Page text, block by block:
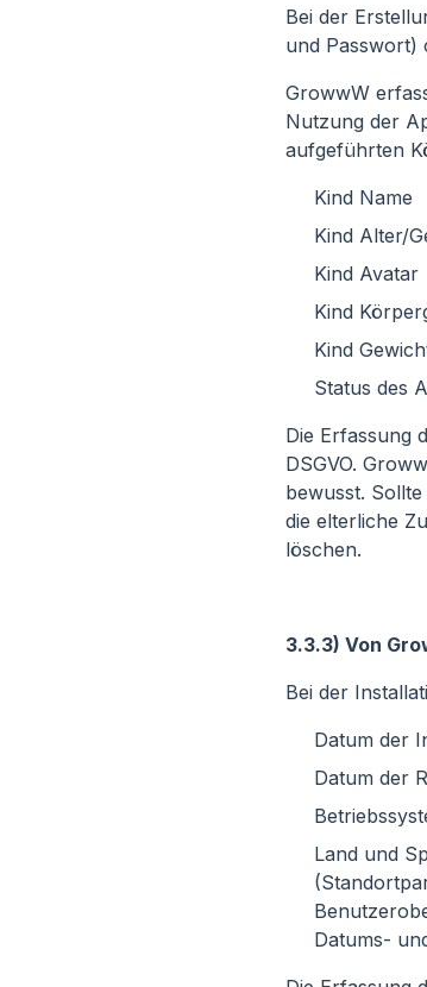
Bei der
und Passwort)
GrowwW
Nutzung der
aufgeführten
Kind Name
Kind Alter/
Kind Avatar
Kind
Kind
Status des
Die Erfassung
DSGVO.
bewusst.
die elterliche
löschen.
3.3.3) Von
Bei der
Datum der
Datum der
Land und
Datums-